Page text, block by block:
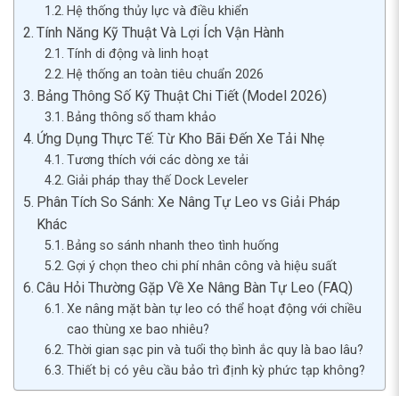
Hệ thống thủy lực và điều khiển
Tính Năng Kỹ Thuật Và Lợi Ích Vận Hành
Tính di động và linh hoạt
Hệ thống an toàn tiêu chuẩn 2026
Bảng Thông Số Kỹ Thuật Chi Tiết (Model 2026)
Bảng thông số tham khảo
Ứng Dụng Thực Tế: Từ Kho Bãi Đến Xe Tải Nhẹ
Tương thích với các dòng xe tải
Giải pháp thay thế Dock Leveler
Phân Tích So Sánh: Xe Nâng Tự Leo vs Giải Pháp
Khác
Bảng so sánh nhanh theo tình huống
Gợi ý chọn theo chi phí nhân công và hiệu suất
Câu Hỏi Thường Gặp Về Xe Nâng Bàn Tự Leo (FAQ)
Xe nâng mặt bàn tự leo có thể hoạt động với chiều
cao thùng xe bao nhiêu?
Thời gian sạc pin và tuổi thọ bình ắc quy là bao lâu?
Thiết bị có yêu cầu bảo trì định kỳ phức tạp không?